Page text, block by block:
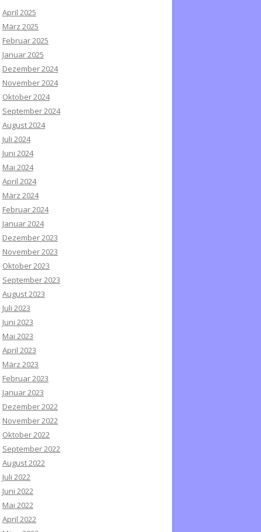
April 2025
März 2025
Februar 2025
Januar 2025
Dezember 2024
November 2024
Oktober 2024
September 2024
August 2024
Juli 2024
Juni 2024
Mai 2024
April 2024
März 2024
Februar 2024
Januar 2024
Dezember 2023
November 2023
Oktober 2023
September 2023
August 2023
Juli 2023
Juni 2023
Mai 2023
April 2023
März 2023
Februar 2023
Januar 2023
Dezember 2022
November 2022
Oktober 2022
September 2022
August 2022
Juli 2022
Juni 2022
Mai 2022
April 2022